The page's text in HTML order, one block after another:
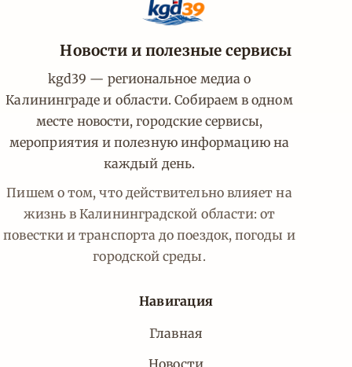
Новости и полезные сервисы
kgd39 — региональное медиа о
Калининграде и области. Собираем в одном
месте новости, городские сервисы,
мероприятия и полезную информацию на
каждый день.
Пишем о том, что действительно влияет на
жизнь в Калининградской области: от
повестки и транспорта до поездок, погоды и
городской среды.
Навигация
Главная